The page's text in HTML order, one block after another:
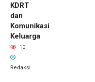
KDRT
dan
Komunikasi
Keluarga
10
Redaksi